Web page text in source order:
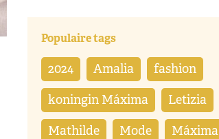
Populaire tags
2024 Amalia fashion
koningin Máxima Letizia
Mathilde Mode Máxima